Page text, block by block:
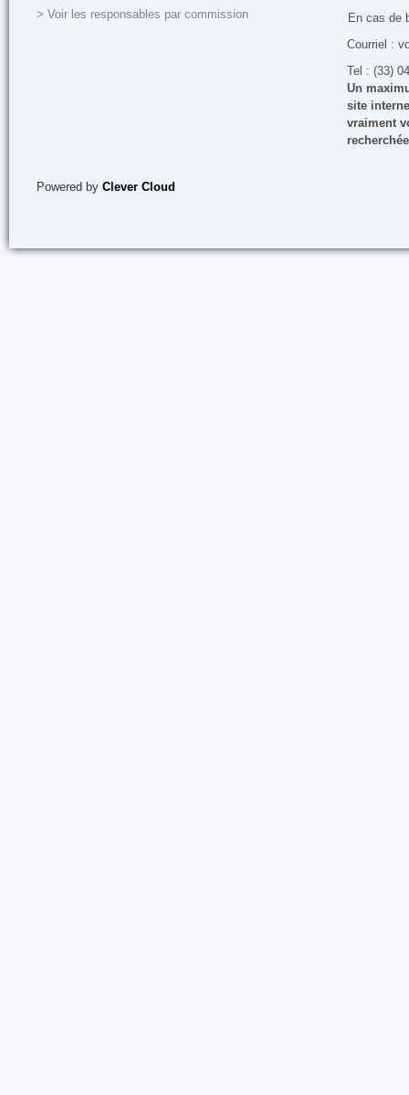
> Voir les responsables par commission
En cas de
Courriel :
Tel : (33)
Un
site
vraiment
Powered by Clever Cloud